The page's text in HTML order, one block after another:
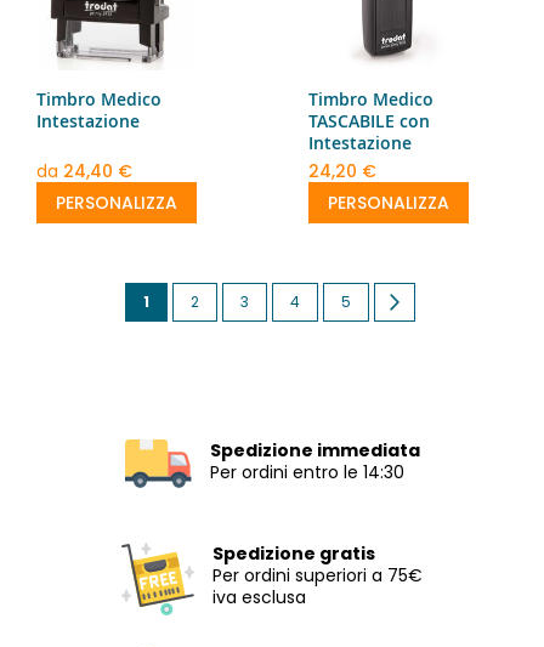
Timbro Medico
Intestazione
da 24,40 €
PERSONALIZZA
Timbro Medico
TASCABILE con
Intestazione
24,20 €
PERSONALIZZA
Pagina
Attualmente
pagina
1 Pagina
2 Pagina
3 Pagina
4 Pagina
5
Spedizione immediata
Per ordini entro le 14:30
Spedizione gratis
Per ordini superiori a 75€
iva esclusa